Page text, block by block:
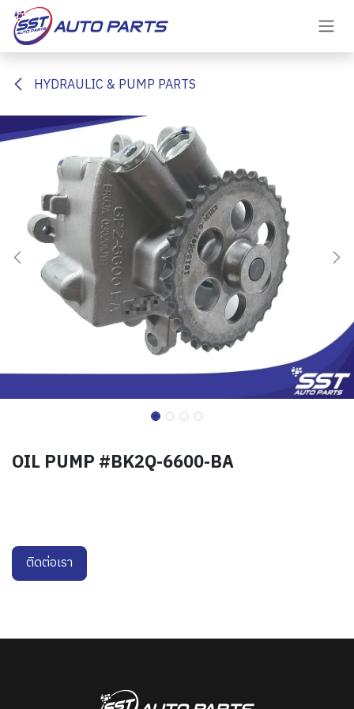
Skip to Content
HYDRAULIC & PUMP PARTS
OIL PUMP #BK2Q-6600-BA
ติดต่อเรา